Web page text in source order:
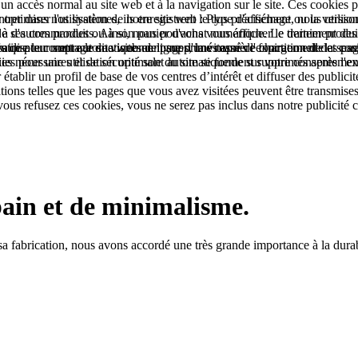
accès normal au site web et à la navigation sur le site. Ces
dans nos systèmes, ils enregistrent le type d'affichage ou la
ses commandes ou à son panier d'achat numérique. Le traitement
pour mettre le site web en ligne d'une manière fonctionnelle et
nécessaires et de sécurité sont automatiquement supprimés après
l'utilisation de notre site web : Plus précisément, nous
d'autres produits. Ainsi, nous pouvons vous afficher le dernier
sont automatiquement supprimés après l'expiration de la
pour une utilisation optimale du site se fonde sur votre
le comptage de visites de pages, la vitesse de chargement des
un profil de base de vos centres d’intérêt et diffuser des
telles que les pages que vous avez visitées peuvent être
refusez ces cookies, vous ne serez pas inclus dans notre publicité
et de minimalisme.
fabrication, nous avons accordé une très grande importance à la